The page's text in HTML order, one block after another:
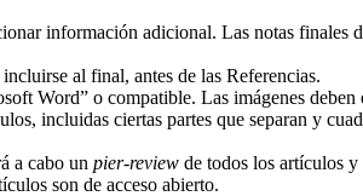
información adicional. Las notas finales
al final, antes de las Referencias.
Word” o compatible. Las imágenes
incluidas ciertas partes que separan y
a cabo un pier-review de todos los artículos y
son de acceso abierto.